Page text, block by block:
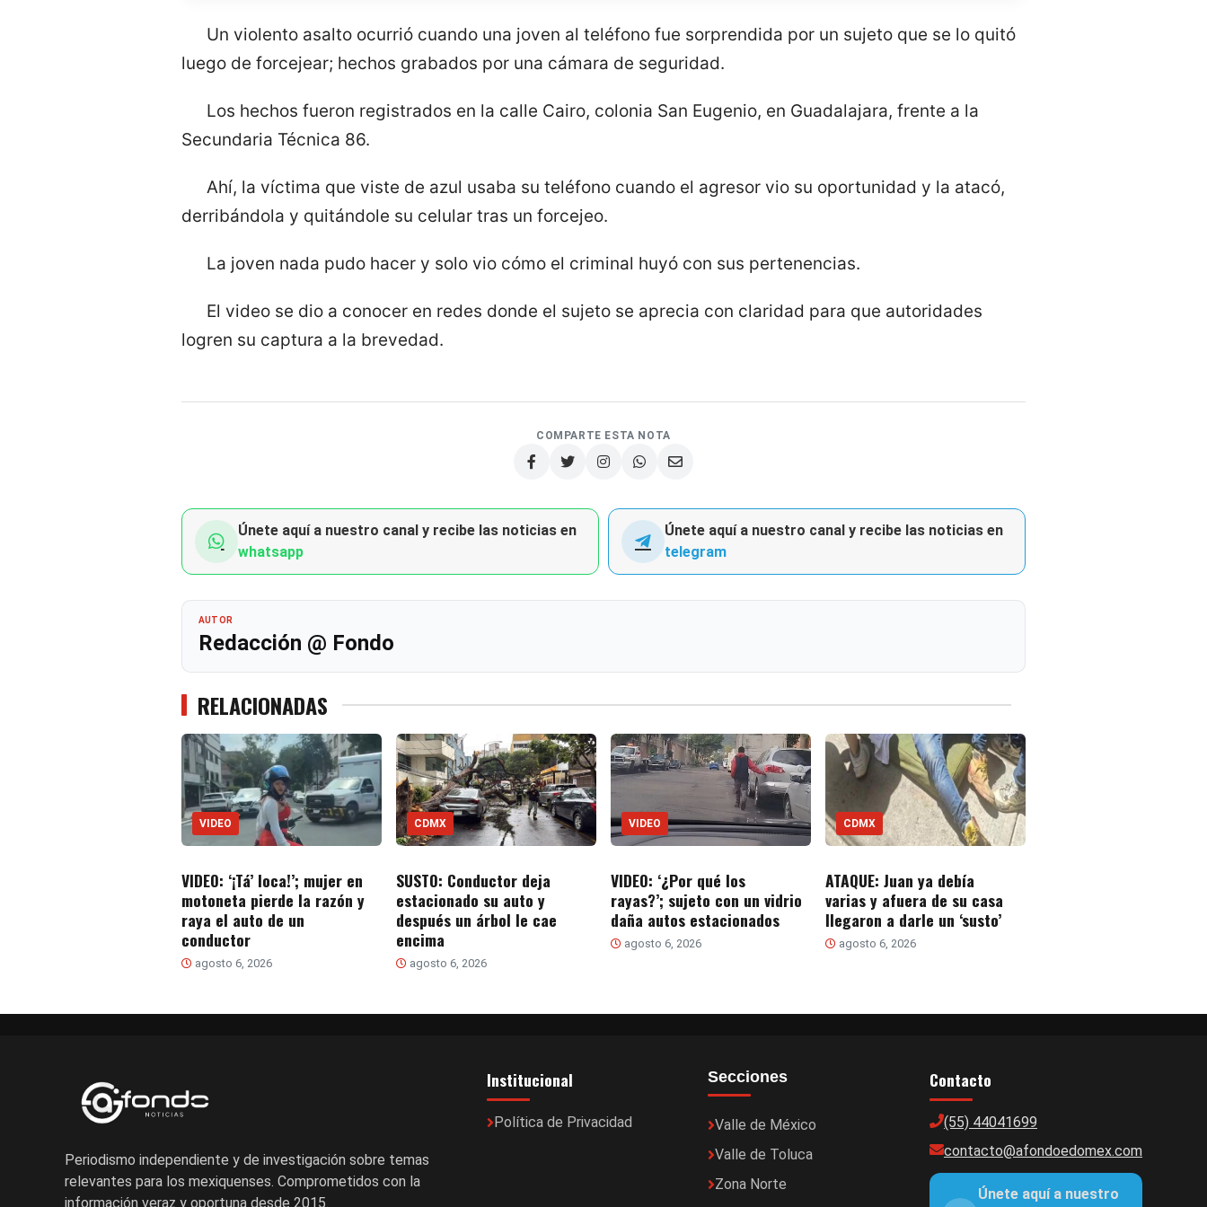
Un violento asalto ocurrió cuando una joven al teléfono fue sorprendida por un sujeto que se lo quitó
luego de forcejear; hechos grabados por una cámara de seguridad.
Los hechos fueron registrados en la calle Cairo, colonia San Eugenio, en Guadalajara, frente a la
Secundaria Técnica 86.
Ahí, la víctima que viste de azul usaba su teléfono cuando el agresor vio su oportunidad y la atacó,
derribándola y quitándole su celular tras un forcejeo.
La joven nada pudo hacer y solo vio cómo el criminal huyó con sus pertenencias.
El video se dio a conocer en redes donde el sujeto se aprecia con claridad para que autoridades
logren su captura a la brevedad.
COMPARTE ESTA NOTA
Únete aquí a nuestro canal y recibe las noticias en
whatsapp
Únete aquí a nuestro canal y recibe las noticias en
telegram
AUTOR
Redacción @ Fondo
RELACIONADAS
VIDEO
VIDEO: ‘¡Tá’ loca!’; mujer en
motoneta pierde la razón y
raya el auto de un
conductor
agosto 6, 2026
CDMX
SUSTO: Conductor deja
estacionado su auto y
después un árbol le cae
encima
agosto 6, 2026
VIDEO
VIDEO: ‘¿Por qué los
rayas?’; sujeto con un vidrio
daña autos estacionados
agosto 6, 2026
CDMX
ATAQUE: Juan ya debía
varias y afuera de su casa
llegaron a darle un ‘susto’
agosto 6, 2026
Periodismo independiente y de investigación sobre temas
relevantes para los mexiquenses. Comprometidos con la
información veraz y oportuna desde 2015.
Institucional
Política de Privacidad
Secciones
Valle de México
Valle de Toluca
Zona Norte
Contacto
(55) 44041699
contacto@afondoedomex.com
Únete aquí a nuestro